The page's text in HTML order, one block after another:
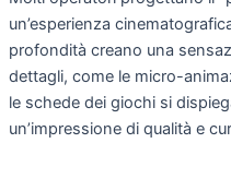
un’esperienza
profondità creano una
dettagli, come le micro-
le schede dei giochi si
un’impressione di qualità e